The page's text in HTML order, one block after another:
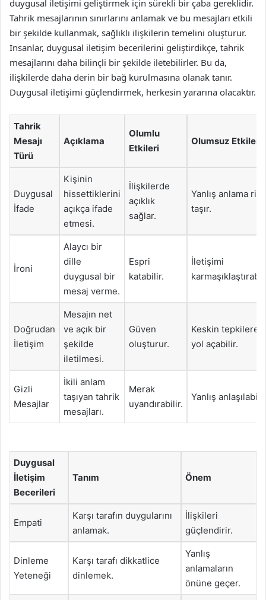
duygusal iletişimi geliştirmek için sürekli bir çaba gereklidir.
Tahrik mesajlarının sınırlarını anlamak ve bu mesajları etkili
bir şekilde kullanmak, sağlıklı ilişkilerin temelini oluşturur.
İnsanlar, duygusal iletişim becerilerini geliştirdikçe, tahrik
mesajlarını daha bilinçli bir şekilde iletebilirler. Bu da,
ilişkilerde daha derin bir bağ kurulmasına olanak tanır.
Duygusal iletişimi güçlendirmek, herkesin yararına olacaktır.
Tahrik
Mesajı
Türü
Açıklama
Olumlu
Etkileri
Olumsuz Etkileri
Duygusal
İfade
Kişinin
hissettiklerini
açıkça ifade
etmesi.
İlişkilerde
açıklık
sağlar.
Yanlış anlama
taşır.
İroni
Alaycı bir
dille
duygusal bir
mesaj verme.
Espri
katabilir.
İletişimi
Doğrudan
İletişim
Mesajın net
ve açık bir
şekilde
iletilmesi.
Güven
oluşturur.
Keskin tepkilere
yol açabilir.
Gizli
Mesajlar
İkili anlam
taşıyan tahrik
mesajları.
Merak
uyandırabilir.
Yanlış
Duygusal
İletişim
Becerileri
Tanım Önem
Empati
Karşı tarafın duygularını
anlamak.
İlişkileri
güçlendirir.
Dinleme
Yeteneği
Karşı tarafı dikkatlice
dinlemek.
Yanlış
anlamaların
önüne geçer.